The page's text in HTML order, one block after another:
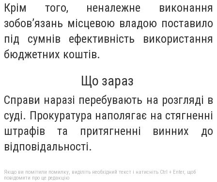
Крім того, неналежне виконання
зобов’язань місцевою владою поставило
під сумнів ефективність використання
бюджетних коштів.
Що зараз
Справи наразі перебувають на розгляді в
суді. Прокуратура наполягає на стягненні
штрафів та притягненні винних до
відповідальності.
Якщо ви помітили помилку, виділіть необхідний текст і натисніть Ctrl + Enter, щоб
повідомити про це редакцію